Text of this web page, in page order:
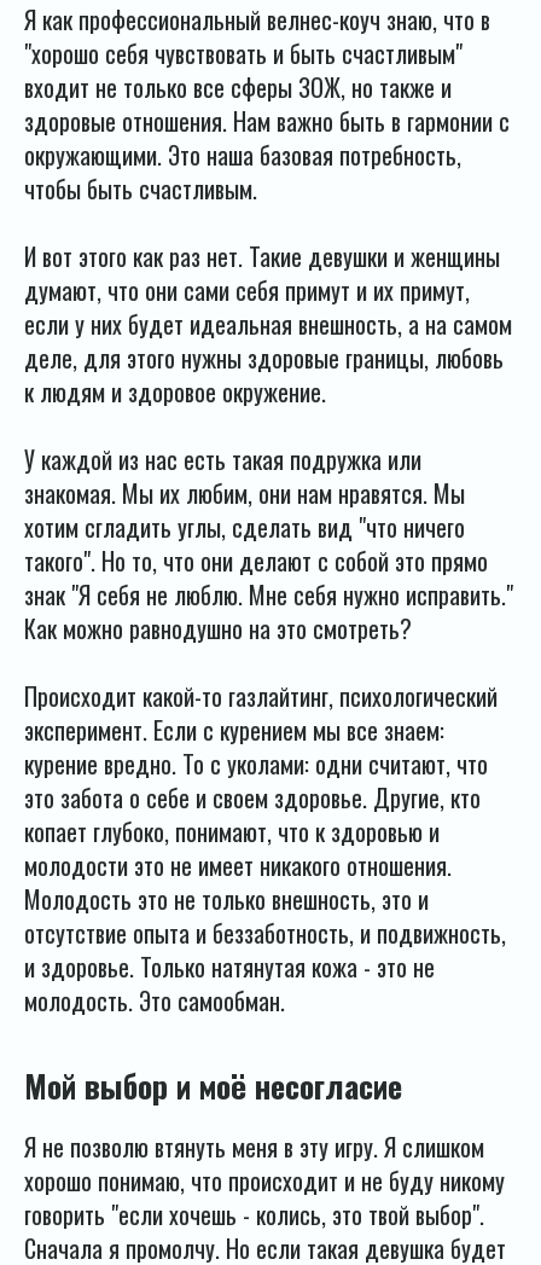
Я как профессиональный велнес-коуч знаю, что в
"хорошо себя чувствовать и быть счастливым"
входит не только все сферы ЗОЖ, но также и
здоровые отношения. Нам важно быть в гармонии с
окружающими. Это наша базовая потребность,
чтобы быть счастливым.
И вот этого как раз нет. Такие девушки и женщины
думают, что они сами себя примут и их примут,
если у них будет идеальная внешность, а на самом
деле, для этого нужны здоровые границы, любовь
к людям и здоровое окружение.
У каждой из нас есть такая подружка или
знакомая. Мы их любим, они нам нравятся. Мы
хотим сгладить углы, сделать вид "что ничего
такого". Но то, что они делают с собой это прямо
знак "Я себя не люблю. Мне себя нужно исправить."
Как можно равнодушно на это смотреть?
Происходит какой-то газлайтинг, психологический
эксперимент. Если с курением мы все знаем:
курение вредно. То с уколами: одни считают, что
это забота о себе и своем здоровье. Другие, кто
копает глубоко, понимают, что к здоровью и
молодости это не имеет никакого отношения.
Молодость это не только внешность, это и
отсутствие опыта и беззаботность, и подвижность,
и здоровье. Только натянутая кожа - это не
молодость. Это самообман.
Мой выбор и моё несогласие
Я не позволю втянуть меня в эту игру. Я слишком
хорошо понимаю, что происходит и не буду никому
говорить "если хочешь - колись, это твой выбор".
Сначала я промолчу. Но если такая девушка будет